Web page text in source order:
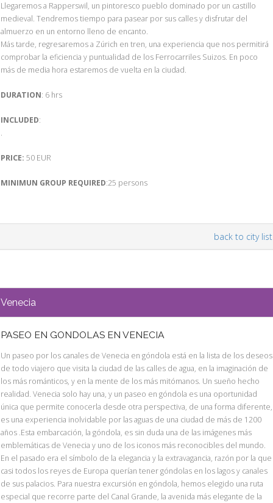
Llegaremos a Rapperswil, un pintoresco pueblo dominado por un castillo
medieval. Tendremos tiempo para pasear por sus calles y disfrutar del
almuerzo en un entorno lleno de encanto.
Más tarde, regresaremos a Zúrich en tren, una experiencia que nos permitirá
comprobar la eficiencia y puntualidad de los Ferrocarriles Suizos. En poco
más de media hora estaremos de vuelta en la ciudad.
DURATION: 6 hrs
INCLUDED:
.
PRICE: 50 EUR
MINIMUN GROUP REQUIRED:25 persons
back to city list
Venecia
PASEO EN GONDOLAS EN VENECIA
Un paseo por los canales de Venecia en góndola está en la lista de los deseos
de todo viajero que visita la ciudad de las calles de agua, en la imaginación de
los más románticos, y en la mente de los más mitómanos. Un sueño hecho
realidad. Venecia solo hay una, y un paseo en góndola es una oportunidad
única que permite conocerla desde otra perspectiva, de una forma diferente,
es una experiencia inolvidable por las aguas de una ciudad de más de 1200
años .Esta embarcación, la góndola, es sin duda una de las imágenes más
emblemáticas de Venecia y uno de los iconos más reconocibles del mundo.
En el pasado era el símbolo de la elegancia y la extravagancia, razón por la que
casi todos los reyes de Europa querían tener góndolas en los lagos y canales
de sus palacios. Para nuestra excursión en góndola, hemos elegido una ruta
especial que recorre parte del Canal Grande, la avenida más elegante de la